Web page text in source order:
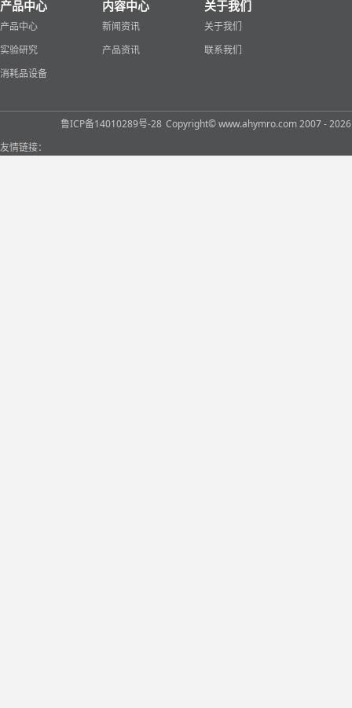
产品中心
产品中心
实验研究
消耗品设备
内容中心
新闻资讯
产品资讯
关于我们
关于我们
联系我们
鲁ICP备14010289号-28 Copyright© www.ahymro.com 2007 - 2026
友情链接：